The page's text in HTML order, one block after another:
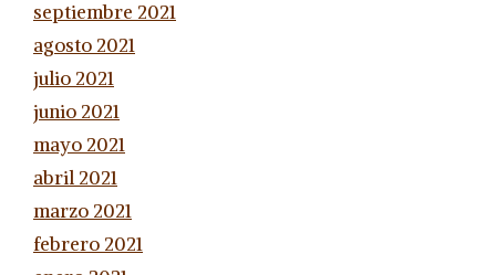
septiembre 2021
agosto 2021
julio 2021
junio 2021
mayo 2021
abril 2021
marzo 2021
febrero 2021